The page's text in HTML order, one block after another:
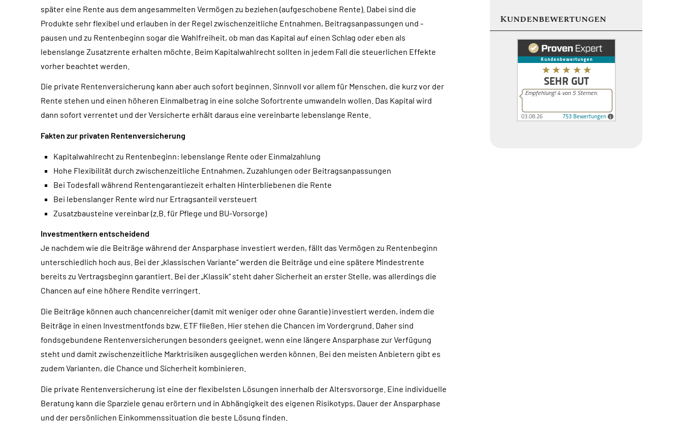
Kundenbewertungen
später eine Rente aus dem angesammelten Vermögen zu beziehen (aufgeschobene Rente). Dabei sind die
Produkte sehr flexibel und erlauben in der Regel zwischenzeitliche Entnahmen, Beitragsanpassungen und -
pausen und zu Rentenbeginn sogar die Wahlfreiheit, ob man das Kapital auf einen Schlag oder eben als
lebenslange Zusatzrente erhalten möchte. Beim Kapitalwahlrecht sollten in jedem Fall die steuerlichen Effekte
vorher beachtet werden.
Die private Rentenversicherung kann aber auch sofort beginnen. Sinnvoll vor allem für Menschen, die kurz vor der
Rente stehen und einen höheren Einmalbetrag in eine solche Sofortrente umwandeln wollen. Das Kapital wird
dann sofort verrentet und der Versicherte erhält daraus eine vereinbarte lebenslange Rente.
Fakten zur privaten Rentenversicherung
Kapitalwahlrecht zu Rentenbeginn: lebenslange Rente oder Einmalzahlung
Hohe Flexibilität durch zwischenzeitliche Entnahmen, Zuzahlungen oder Beitragsanpassungen
Bei Todesfall während Rentengarantiezeit erhalten Hinterbliebenen die Rente
Bei lebenslanger Rente wird nur Ertragsanteil versteuert
Zusatzbausteine vereinbar (z.B. für Pflege und BU-Vorsorge)
Investmentkern entscheidend
Je nachdem wie die Beiträge während der Ansparphase investiert werden, fällt das Vermögen zu Rentenbeginn
unterschiedlich hoch aus. Bei der „klassischen Variante“ werden die Beiträge und eine spätere Mindestrente
bereits zu Vertragsbeginn garantiert. Bei der „Klassik“ steht daher Sicherheit an erster Stelle, was allerdings die
Chancen auf eine höhere Rendite verringert.
Die Beiträge können auch chancenreicher (damit mit weniger oder ohne Garantie) investiert werden, indem die
Beiträge in einen Investmentfonds bzw. ETF fließen. Hier stehen die Chancen im Vordergrund. Daher sind
fondsgebundene Rentenversicherungen besonders geeignet, wenn eine längere Ansparphase zur Verfügung
steht und damit zwischenzeitliche Marktrisiken ausgeglichen werden können. Bei den meisten Anbietern gibt es
zudem Varianten, die Chance und Sicherheit kombinieren.
Die private Rentenversicherung ist eine der flexibelsten Lösungen innerhalb der Alters­vorsorge. Eine individuelle
Beratung kann die Sparziele genau erörtern und in Abhängigkeit des eigenen Risikotyps, Dauer der Ansparphase
und der persönlichen Einkommenssituation die beste Lösung finden.